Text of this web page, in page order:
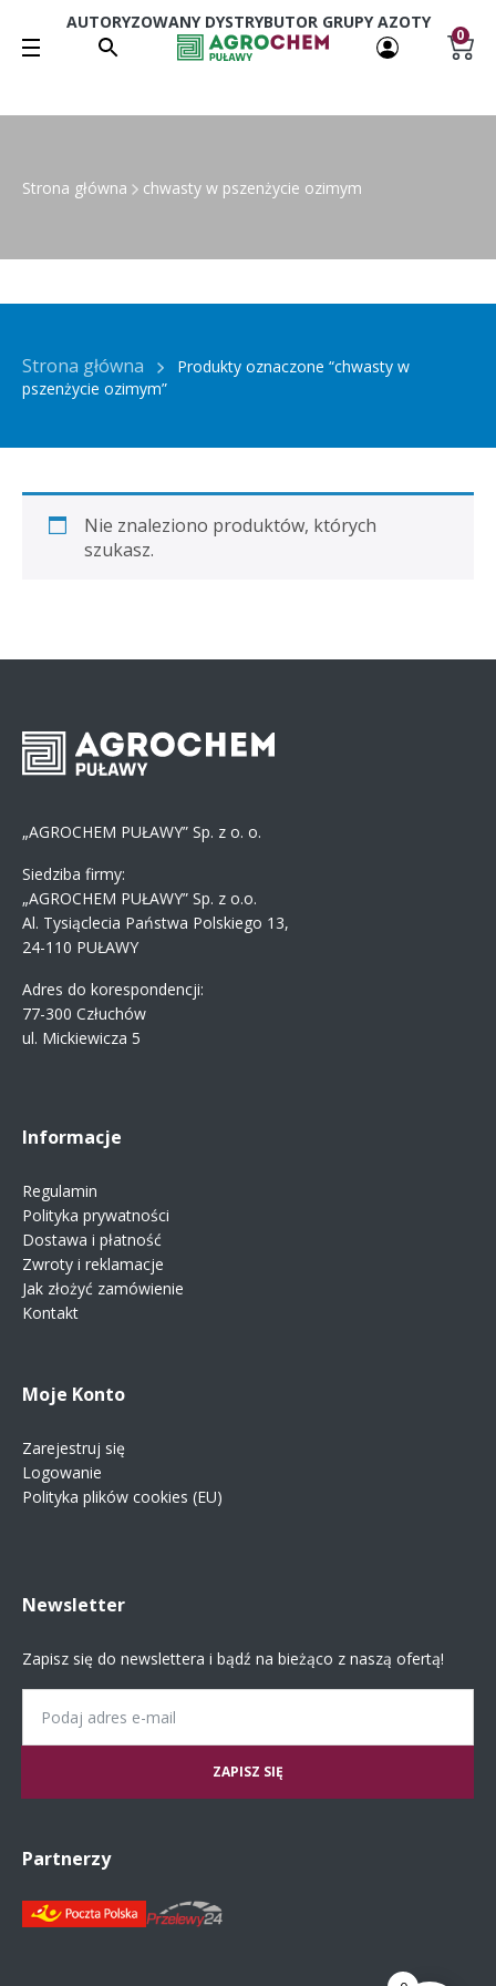
AUTORYZOWANY DYSTRYBUTOR GRUPY AZOTY
0
Strona główna chwasty w pszenżycie ozimym
Strona główna
Produkty oznaczone “chwasty w
pszenżycie ozimym”
Nie znaleziono produktów, których
szukasz.
„AGROCHEM PUŁAWY” Sp. z o. o.
Siedziba firmy:
„AGROCHEM PUŁAWY” Sp. z o.o.
Al. Tysiąclecia Państwa Polskiego 13,
24-110 PUŁAWY
Adres do korespondencji:
77-300 Człuchów
ul. Mickiewicza 5
Informacje
Regulamin
Polityka prywatności
Dostawa i płatność
Zwroty i reklamacje
Jak złożyć zamówienie
Kontakt
Moje Konto
Zarejestruj się
Logowanie
Polityka plików cookies (EU)
Newsletter
Zapisz się do newslettera i bądź na bieżąco z naszą ofertą!
Partnerzy